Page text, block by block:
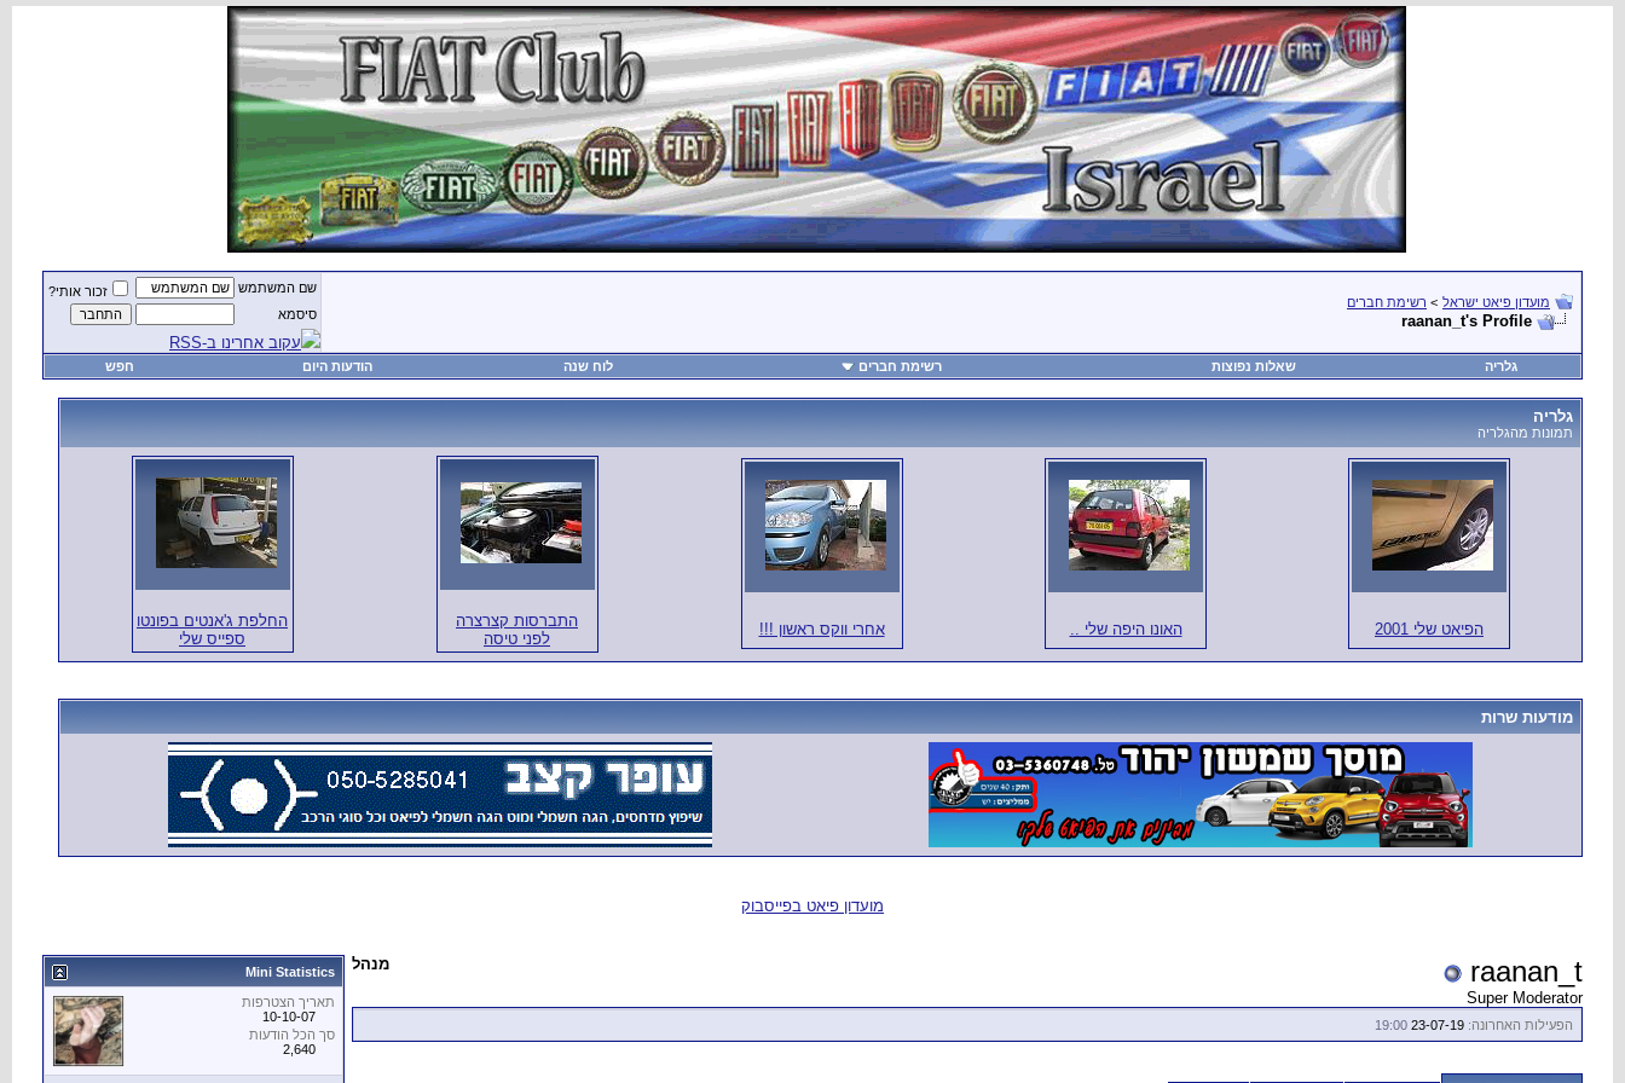
מועדון פיאט ישראל > רשימת חברים
raanan_t's Profile
שם המשתמש
זכור אותי?
סיסמא
עקוב אחרינו ב-RSS
גלריה שאלות נפוצות רשימת חברים לוח שנה הודעות היום חפש
גלריה
תמונות מהגלריה
הפיאט שלי 2001 האונו היפה שלי .. אחרי ווקס ראשון !!!
התברסות קצרצרה
לפני טיסה
החלפת ג'אנטים בפונטו
ספייס שלי
מודעות שרות
מועדון פיאט בפייסבוק
מנהל raanan_t
Super Moderator
הפעילות האחרונה: 19:00
Mini Statistics
תאריך הצטרפות
10-10-07
סך הכל הודעות
2,640